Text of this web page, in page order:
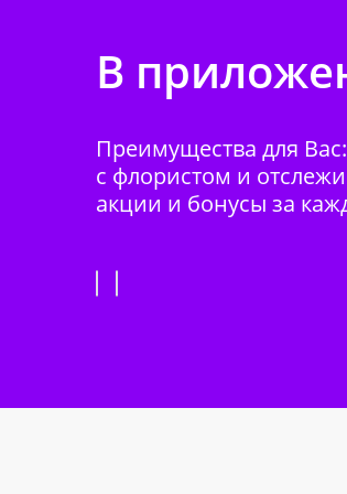
В
Преимущества для
с флористом и
акции и бонусы за